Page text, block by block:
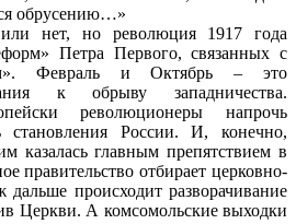
обрусению…»
или нет, но революция 1917 года
Петра Первого, связанных с
Февраль и Октябрь – это
к обрыву западничества.
революционеры напрочь
становления России. И, конечно,
казалась главным препятствием в
правительство отбирает церковно-
происходит разворачивание
Церкви. А комсомольские выходки